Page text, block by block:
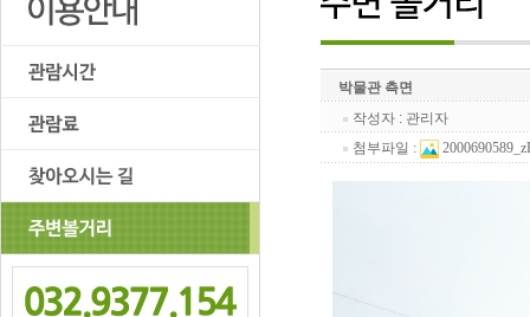
박물관 측면
작성자 : 관리자
첨부파일 :